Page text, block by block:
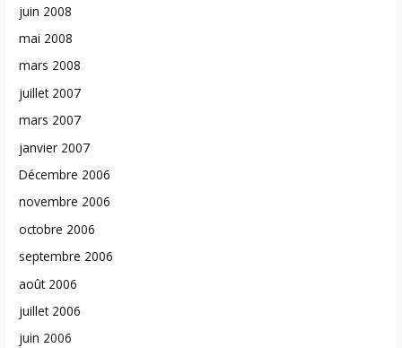
juin 2008
mai 2008
mars 2008
juillet 2007
mars 2007
janvier 2007
Décembre 2006
novembre 2006
octobre 2006
septembre 2006
août 2006
juillet 2006
juin 2006